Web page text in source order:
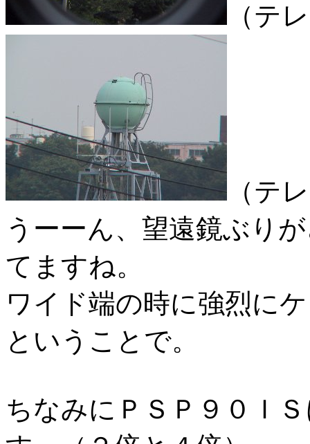
（テ
（テ
うーーん、望遠鏡ぶり
てますね。
ワイド端の時に強烈に
ということで。
ちなみにＰＳＰ９０Ｉ